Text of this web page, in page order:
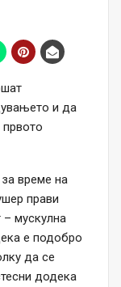
и да
првото
за време на
прави
– мускулна
е подобро
да се
додека